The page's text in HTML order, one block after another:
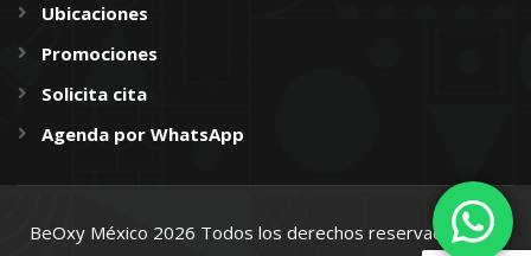
Ubicaciones
Promociones
Solicita cita
Agenda por WhatsApp
BeOxy México 2026 Todos los derechos reservados.